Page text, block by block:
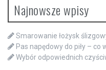
Najnowsze wpisy
Smarowanie łożysk
Pas napędowy do piły – co
Wybór odpowiednich